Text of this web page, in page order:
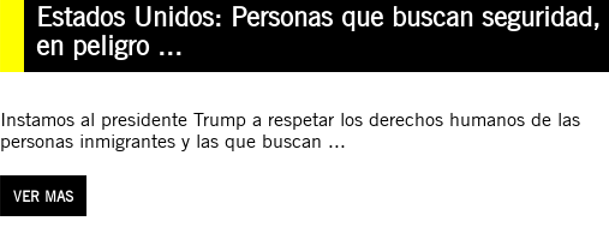
Estados Unidos: Personas que buscan seguridad,
en peligro ...
Instamos al presidente Trump a respetar los derechos humanos de las
personas inmigrantes y las que buscan ...
VER MAS